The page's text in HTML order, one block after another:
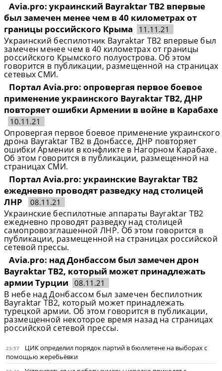
Avia.pro: украинский Bayraktar TB2 впервые
был замечен менее чем в 40 километрах от
границы российского Крыма
11.11.21
Украинский беспилотник Bayraktar TB2 впервые был
замечен менее чем в 40 километрах от границы
российского Крымского полуострова. Об этом
говорится в публикации, размещенной на страницах
сетевых СМИ.
Портал Avia.pro: опровергая первое боевое
применение украинского Bayraktar TB2, ДНР
повторяет ошибки Армении в войне в Карабахе
10.11.21
Опровергая первое боевое применение украинского
дрона Bayraktar TB2 в Донбассе, ДНР повторяет
ошибки Армении в конфликте в Нагорном Карабахе.
Об этом говорится в публикации, размещенной на
страницах СМИ.
Портал Avia.pro: украинские Bayraktar TB2
ежедневно проводят разведку над столицей
ЛНР
08.11.21
Украинские беспилотные аппараты Bayraktar TB2
ежедневно проводят разведку над столицей
самопровозглашенной ЛНР. Об этом говорится в
публикации, размещенной на страницах российской
сетевой прессы.
Avia.pro: над Донбассом был замечен дрон
Bayraktar TB2, который может принадлежать
армии Турции
08.11.21
В небе над Донбассом был замечен беспилотник
Bayraktar TB2, который может принадлежать
турецкой армии. Об этом говорится в публикации,
размещенной некоторое время назад на страницах
российской сетевой прессы.
23:57
ЦИК определил порядок партий в бюллетене на выборах с
помощью жеребьёвки